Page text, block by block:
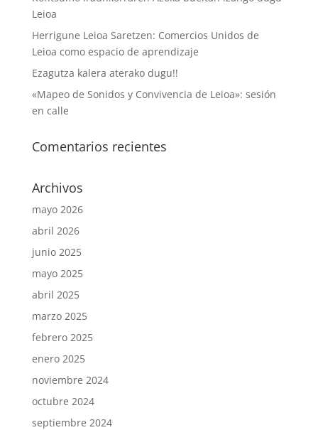
Leioa
Herrigune Leioa Saretzen: Comercios Unidos de
Leioa como espacio de aprendizaje
Ezagutza kalera aterako dugu!!
«Mapeo de Sonidos y Convivencia de Leioa»: sesión
en calle
Comentarios recientes
Archivos
mayo 2026
abril 2026
junio 2025
mayo 2025
abril 2025
marzo 2025
febrero 2025
enero 2025
noviembre 2024
octubre 2024
septiembre 2024